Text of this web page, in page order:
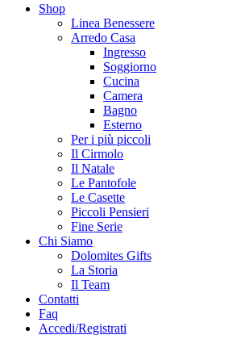
Shop
Linea Benessere
Arredo Casa
Ingresso
Soggiorno
Cucina
Camera
Bagno
Esterno
Per i più piccoli
Il Cirmolo
Il Natale
Le Pantofole
Le Casette
Piccoli Pensieri
Fine Serie
Chi Siamo
Dolomites Gifts
La Storia
Il Team
Contatti
Faq
Accedi/Registrati